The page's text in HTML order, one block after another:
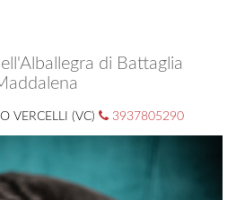
di Battaglia
VERCELLI (VC) 3937805290